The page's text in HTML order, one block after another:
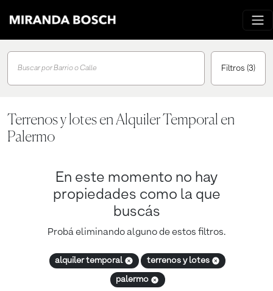
Buscar por Barrio o Calle Filtros (3)
Terrenos y lotes en Alquiler Temporal en
Palermo
En este momento no hay
propiedades como la que
buscás
Probá eliminando alguno de estos filtros.
alquiler temporal terrenos y lotes
palermo